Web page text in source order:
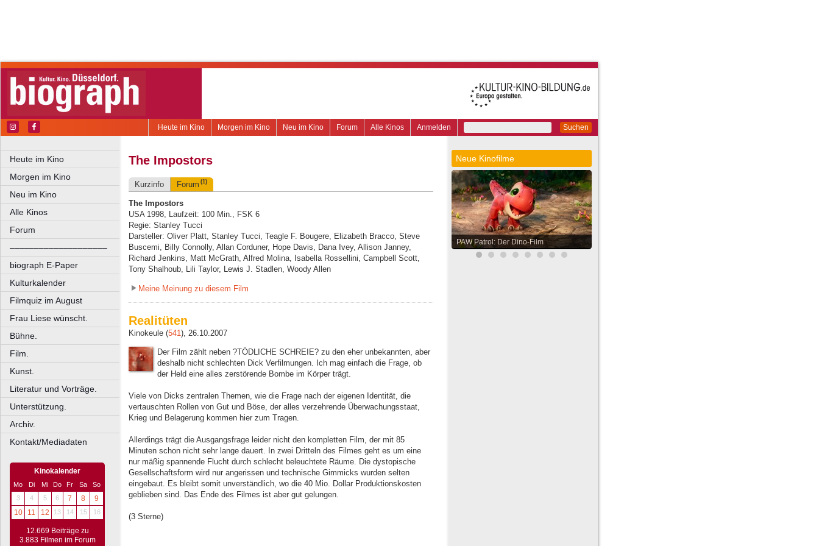
Suchen
Anmelden
Alle Kinos
Forum
Neu im Kino
Morgen im Kino
Heute im Kino
Heute im Kino
Morgen im Kino
Neu im Kino
Alle Kinos
Forum
––––––––––––––––––––
biograph E-Paper
Kulturkalender
Filmquiz im August
Frau Liese wünscht.
Bühne.
Film.
Kunst.
Literatur und Vorträge.
Unterstützung.
Archiv.
Kontakt/Mediadaten
Kinokalender
Mo Di Mi Do Fr Sa
So
3
4 5 6 7 8
9
10
11 12 13 14 15 16
12.669 Beiträge zu
3.883 Filmen im Forum
The Impostors
Kurzinfo Forum (1)
The Impostors
USA 1998, Laufzeit: 100 Min., FSK 6
Regie: Stanley Tucci
Darsteller: Oliver Platt, Stanley Tucci, Teagle F. Bougere, Elizabeth Bracco, Steve
Buscemi, Billy Connolly, Allan Corduner, Hope Davis, Dana Ivey, Allison Janney,
Richard Jenkins, Matt McGrath, Alfred Molina, Isabella Rossellini, Campbell Scott,
Tony Shalhoub, Lili Taylor, Lewis J. Stadlen, Woody Allen
Meine Meinung zu diesem Film
Realitüten
Kinokeule (541), 26.10.2007
Der Film zählt neben ?TÖDLICHE SCHREIE? zu den eher unbekannten, aber
deshalb nicht schlechten Dick Verfilmungen. Ich mag einfach die Frage, ob
der Held eine alles zerstörende Bombe im Körper trägt.
Viele von Dicks zentralen Themen, wie die Frage nach der eigenen Identität, die
vertauschten Rollen von Gut und Böse, der alles verzehrende Überwachungsstaat,
Krieg und Belagerung kommen hier zum Tragen.
Allerdings trägt die Ausgangsfrage leider nicht den kompletten Film, der mit 85
Minuten schon nicht sehr lange dauert. In zwei Dritteln des Filmes geht es um eine
nur mäßig spannende Flucht durch schlecht beleuchtete Räume. Die dystopische
Gesellschaftsform wird nur angerissen und technische Gimmicks wurden selten
eingebaut. Es bleibt somit unverständlich, wo die 40 Mio. Dollar Produktionskosten
geblieben sind. Das Ende des Filmes ist aber gut gelungen.
(3 Sterne)
Neue Kinofilme
PAW Patrol: Der Dino-Film